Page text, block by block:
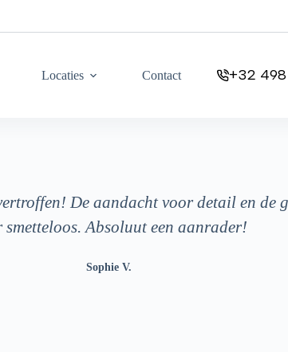
Locaties Contact +32
De aandacht voor detail en de
smetteloos. Absoluut een aanrader!
Sophie V.